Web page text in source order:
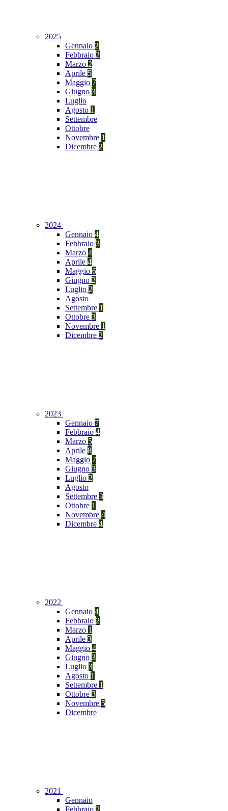
2025
Gennaio 2
Febbraio 2
Marzo 2
Aprile 5
Maggio 7
Giugno 3
Luglio
Agosto 1
Settembre
Ottobre
Novembre 1
Dicembre 2
2024
Gennaio 4
Febbraio 3
Marzo 4
Aprile 4
Maggio 6
Giugno 2
Luglio 2
Agosto
Settembre 1
Ottobre 3
Novembre 1
Dicembre 2
2023
Gennaio 7
Febbraio 4
Marzo 5
Aprile 8
Maggio 7
Giugno 3
Luglio 2
Agosto
Settembre 3
Ottobre 1
Novembre 4
Dicembre 4
2022
Gennaio 4
Febbraio 2
Marzo 1
Aprile 3
Maggio 4
Giugno 3
Luglio 3
Agosto 1
Settembre 1
Ottobre 3
Novembre 5
Dicembre
2021
Gennaio